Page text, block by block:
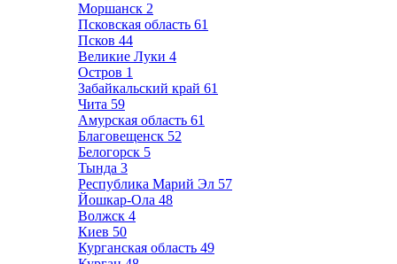
Моршанск 2
Псковская область 61
Псков 44
Великие Луки 4
Остров 1
Забайкальский край 61
Чита 59
Амурская область 61
Благовещенск 52
Белогорск 5
Тында 3
Республика Марий Эл 57
Йошкар-Ола 48
Волжск 4
Киев 50
Курганская область 49